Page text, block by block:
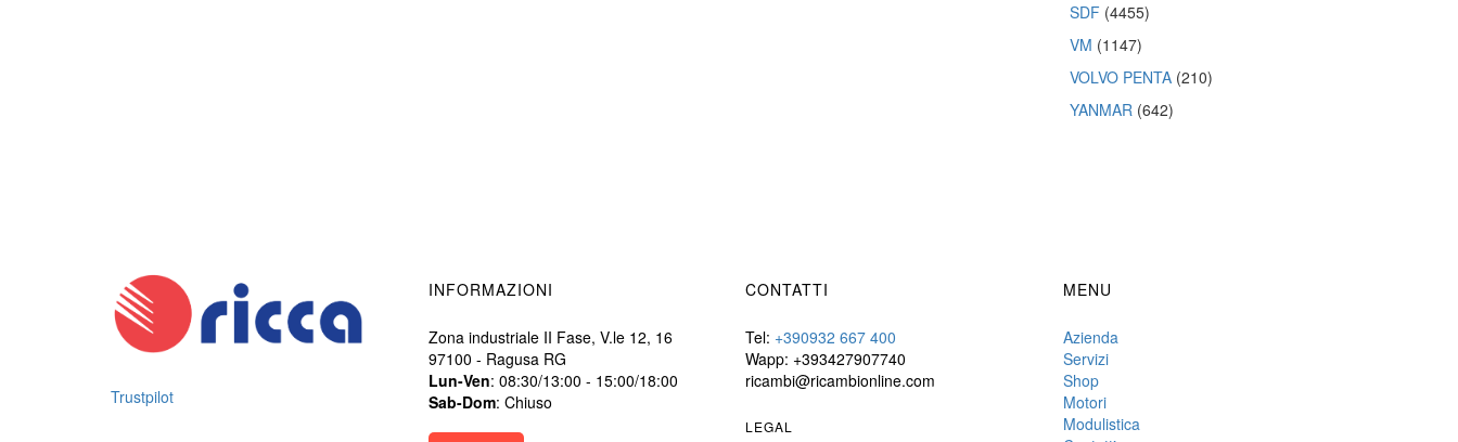
SDF (4455)
VM (1147)
VOLVO PENTA (210)
YANMAR (642)
Trustpilot
INFORMAZIONI
Zona industriale II Fase, V.le 12, 16
97100 - Ragusa RG
Lun-Ven: 08:30/13:00 - 15:00/18:00
Sab-Dom: Chiuso
CONTATTI
Tel: +390932 667 400
Wapp: +393427907740
ricambi@ricambionline.com
LEGAL
MENU
Azienda
Servizi
Shop
Motori
Modulistica